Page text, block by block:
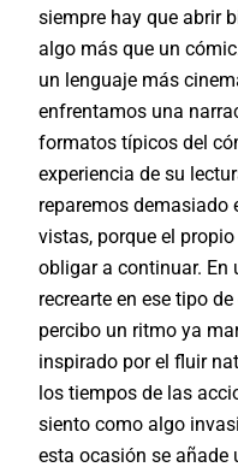
siempre hay que abrir
algo más que un
un lenguaje más
enfrentamos una
formatos típicos del
experiencia de su
reparemos demasiado
vistas, porque el
obligar a continuar. En
recrearte en ese tipo
percibo un ritmo ya
inspirado por el fluir
los tiempos de las
siento como algo
esta ocasión se añade